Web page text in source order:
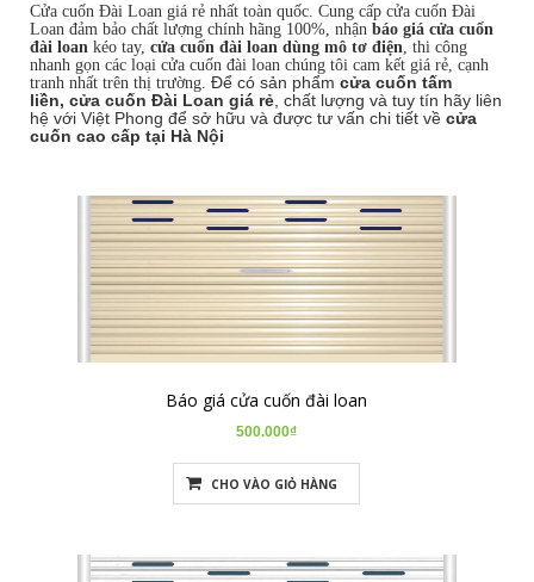
Cửa cuốn Đài Loan giá rẻ nhất toàn quốc. Cung cấp cửa cuốn Đài
Loan đảm bảo chất lượng chính hãng 100%, nhận báo giá cửa cuốn
đài loan kéo tay, cửa cuốn đài loan dùng mô tơ điện , thi công
nhanh gọn các loại cửa cuốn đài loan chúng tôi cam kết giá rẻ, cạnh
tranh nhất trên thị trường. Để có sản phẩm cửa cuốn tấm
liền, cửa cuốn Đài Loan giá rẻ , chất lượng và tuy tín hãy liên
hệ với Việt Phong để sở hữu và được tư vấn chi tiết về cửa
cuốn cao cấp tại Hà Nội
Báo giá cửa cuốn đài loan
500.000₫
CHO VÀO GIỎ HÀNG